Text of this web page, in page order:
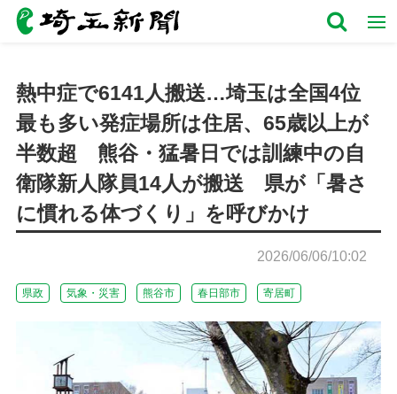
熱中症で6141人搬送…埼玉は全国4位
最も多い発症場所は住居、65歳以上が
半数超 熊谷・猛暑日では訓練中の自
衛隊新人隊員14人が搬送 県が「暑さ
に慣れる体づくり」を呼びかけ
2026/06/06/10:02
県政 気象・災害 熊谷市 春日部市 寄居町